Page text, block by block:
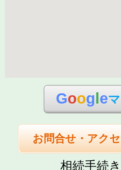
Goog e
お問合せ・アク
相続手続